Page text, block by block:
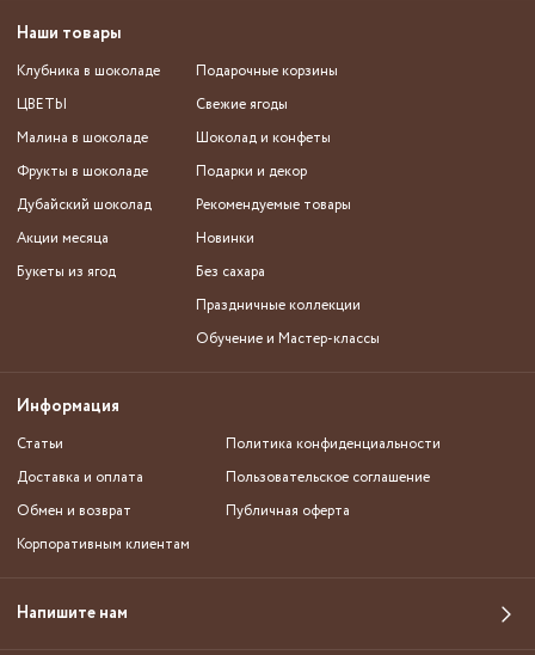
Наши товары
Клубника в шоколаде
ЦВЕТЫ
Малина в шоколаде
Фрукты в шоколаде
Дубайский шоколад
Акции месяца
Букеты из ягод
Подарочные корзины
Свежие ягоды
Шоколад и конфеты
Подарки и декор
Рекомендуемые товары
Новинки
Без сахара
Праздничные коллекции
Обучение и Мастер-классы
Информация
Статьи
Доставка и оплата
Обмен и возврат
Корпоративным клиентам
Политика конфиденциальности
Пользовательское соглашение
Публичная оферта
Напишите нам